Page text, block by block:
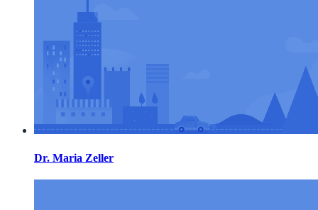
Dr. Maria Zeller